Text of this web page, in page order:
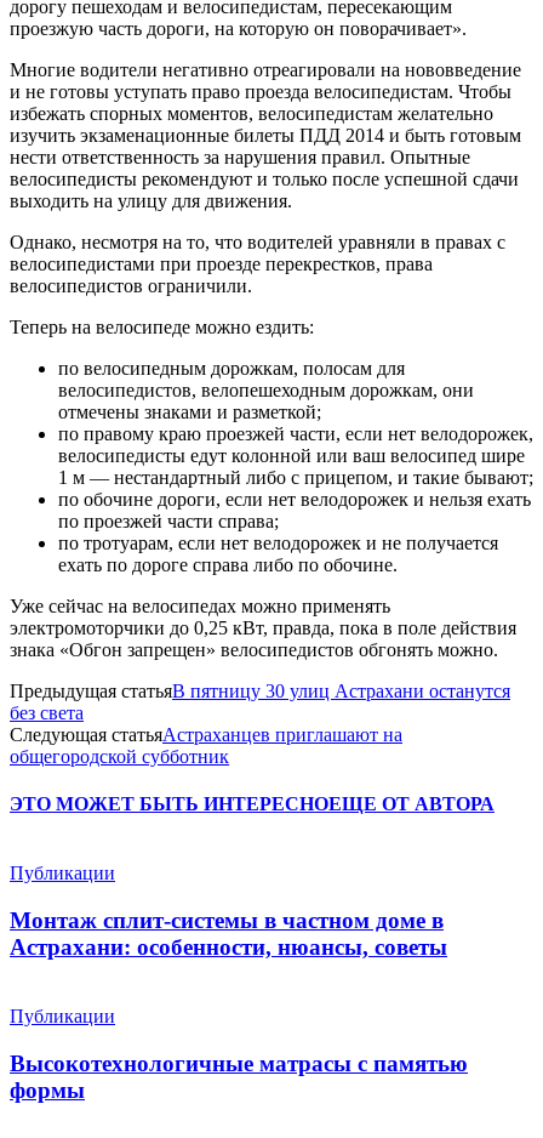
дорогу пешеходам и велосипедистам, пересекающим
проезжую часть дороги, на которую он поворачивает».
Многие водители негативно отреагировали на нововведение
и не готовы уступать право проезда велосипедистам. Чтобы
избежать спорных моментов, велосипедистам желательно
изучить экзаменационные билеты ПДД 2014 и быть готовым
нести ответственность за нарушения правил. Опытные
велосипедисты рекомендуют и только после успешной сдачи
выходить на улицу для движения.
Однако, несмотря на то, что водителей уравняли в правах с
велосипедистами при проезде перекрестков, права
велосипедистов ограничили.
Теперь на велосипеде можно ездить:
по велосипедным дорожкам, полосам для
велосипедистов, велопешеходным дорожкам, они
отмечены знаками и разметкой;
по правому краю проезжей части, если нет велодорожек,
велосипедисты едут колонной или ваш велосипед шире
1 м — нестандартный либо с прицепом, и такие бывают;
по обочине дороги, если нет велодорожек и нельзя ехать
по проезжей части справа;
по тротуарам, если нет велодорожек и не получается
ехать по дороге справа либо по обочине.
Уже сейчас на велосипедах можно применять
электромоторчики до 0,25 кВт, правда, пока в поле действия
знака «Обгон запрещен» велосипедистов обгонять можно.
Предыдущая статьяВ пятницу 30 улиц Астрахани останутся
без света
Следующая статьяАстраханцев приглашают на
общегородской субботник
ЭТО МОЖЕТ БЫТЬ ИНТЕРЕСНОЕЩЕ ОТ АВТОРА
Публикации
Монтаж сплит-системы в частном доме в
Астрахани: особенности, нюансы, советы
Публикации
Высокотехнологичные матрасы с памятью
формы